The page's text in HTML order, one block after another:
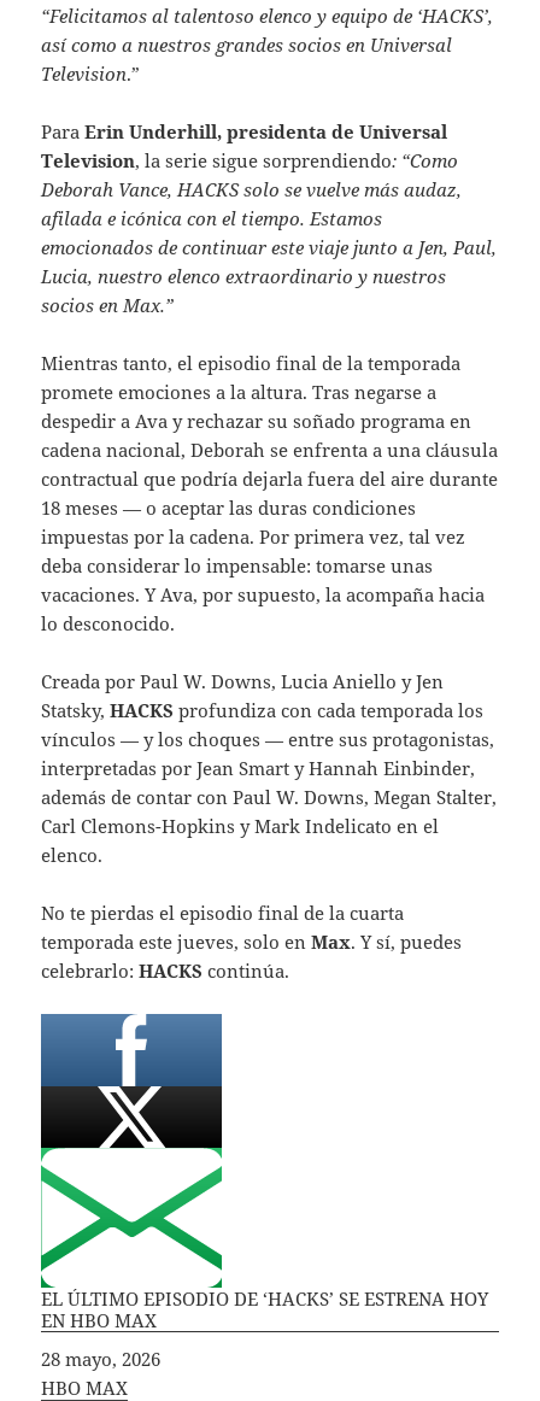
“Felicitamos al talentoso elenco y equipo de ‘HACKS’,
así como a nuestros grandes socios en Universal
Television.”
ParaErin Underhill, presidenta de Universal
Television, la serie sigue sorprendiendo: “Como
Deborah Vance, HACKS solo se vuelve más audaz,
afilada e icónica con el tiempo. Estamos
emocionados de continuar este viaje junto a Jen, Paul,
Lucia, nuestro elenco extraordinario y nuestros
socios en Max.”
Mientras tanto, el episodio final de la temporada
promete emociones a la altura. Tras negarse a
despedir a Ava y rechazar su soñado programa en
cadena nacional, Deborah se enfrenta a una cláusula
contractual que podría dejarla fuera del aire durante
18 meses — o aceptar las duras condiciones
impuestas por la cadena. Por primera vez, tal vez
deba considerar lo impensable: tomarse unas
vacaciones. Y Ava, por supuesto, la acompaña hacia
lo desconocido.
Creada por Paul W. Downs, Lucia Aniello y Jen
Statsky,HACKSprofundiza con cada temporada los
vínculos — y los choques — entre sus protagonistas,
interpretadas por Jean Smart y Hannah Einbinder,
además de contar con Paul W. Downs, Megan Stalter,
Carl Clemons-Hopkins y Mark Indelicato en el
elenco.
No te pierdas el episodio final de la cuarta
temporada este jueves, solo enMax. Y sí, puedes
celebrarlo:HACKScontinúa.
EL ÚLTIMO EPISODIO DE ‘HACKS’ SE ESTRENA HOY
EN HBO MAX
Fecha
28 mayo, 2026
In relation to
HBO MAX